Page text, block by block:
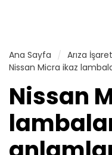
Ana Sayfa
Arıza
Nissan Micra ikaz
Nissan